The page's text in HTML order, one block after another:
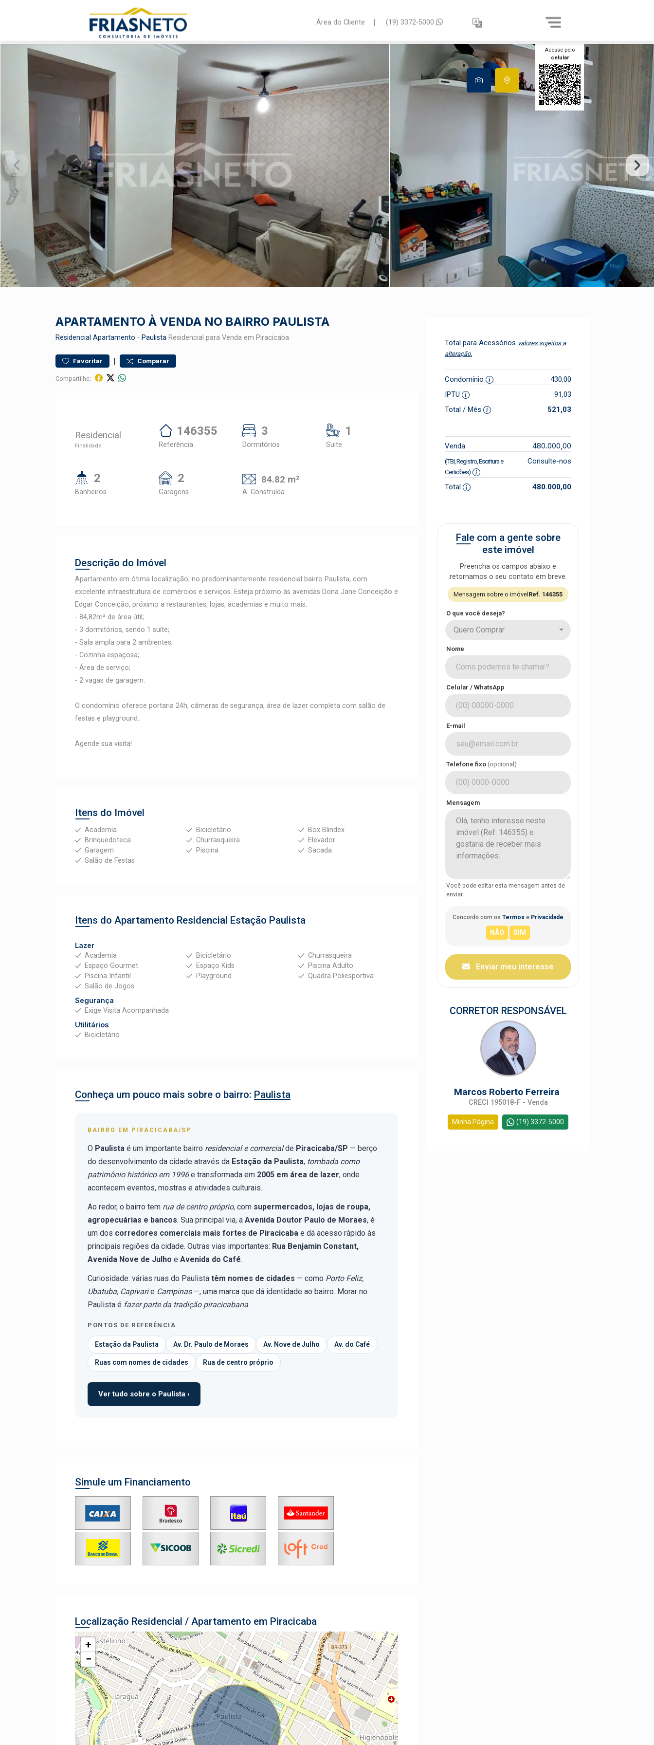
Área do Cliente | (19) 3372-5000
Acesse pelo
celular
APARTAMENTO À VENDA NO BAIRRO PAULISTA
Residencial Apartamento - Paulista Residencial para Venda em Piracicaba
Favoritar | Comparar
Compartilhe:
Residencial
Finalidade
146355
Referência
3
Dormitórios
1
Suite
2
Banheiros
2
Garagens
84.82 m²
A. Construída
Descrição do Imóvel
Apartamento em ótima localização, no predominantemente residencial bairro Paulista, com
excelente infraestrutura de comércios e serviços. Esteja próximo às avenidas Dona Jane Conceição e
Edgar Conceição, próximo a restaurantes, lojas, academias e muito mais.
- 84,82m² de área útil;
- 3 dormitórios, sendo 1 suíte;
- Sala ampla para 2 ambientes;
- Cozinha espaçosa;
- Área de serviço;
- 2 vagas de garagem.
O condomínio oferece portaria 24h, câmeras de segurança, área de lazer completa com salão de
festas e playground.
Agende sua visita!
Itens do Imóvel
Academia Bicicletário
Box Blindex
Brinquedoteca
Churrasqueira
Elevador
Garagem
Piscina
Sacada
Salão de Festas
Itens do Apartamento Residencial Estação Paulista
Lazer
Academia
Bicicletário
Churrasqueira
Espaço Gourmet
Espaço Kids
Piscina Adulto
Piscina Infantil
Playground
Quadra Poliesportiva
Salão de Jogos
Segurança
Exige Visita Acompanhada
Utilitários
Bicicletário
Conheça um pouco mais sobre o bairro: Paulista
BAIRRO EM PIRACICABA/SP
O Paulista é um importante bairro residencial e comercialde Piracicaba/SP — berço
do desenvolvimento da cidade através da Estação da Paulista, tombada como
patrimônio histórico em 1996e transformada em 2005 em área de lazer, onde
acontecem eventos, mostras e atividades culturais.
Ao redor, o bairro tem rua de centro próprio, com supermercados, lojas de roupa,
agropecuárias e bancos. Sua principal via, a Avenida Doutor Paulo de Moraes, é
um dos corredores comerciais mais fortes de Piracicaba e dá acesso rápido às
principais regiões da cidade. Outras vias importantes: Rua Benjamin Constant,
Avenida Nove de Julho e Avenida do Café.
Curiosidade: várias ruas do Paulista têm nomes de cidades — como Porto Feliz,
Ubatuba, Capivarie Campinas—, uma marca que dá identidade ao bairro. Morar no
Paulista é fazer parte da tradição piracicabana.
PONTOS DE REFERÊNCIA
Estação da Paulista Av. Dr. Paulo de Moraes Av. Nove de Julho Av. do Café
Ruas com nomes de cidades Rua de centro próprio
Ver tudo sobre o Paulista ›
Simule um Financiamento
Localização Residencial / Apartamento em Piracicaba
+
−
Total para Acessórios valores sujeitos a
alteração.
Condomínio
430,00
IPTU
91,03
Total / Mês
521,03
Venda 480.000,00
(ITBI, Registro, Escritura e
Certidões)
Consulte-nos
Total 480.000,00
Fale com a gente sobre
este imóvel
Preencha os campos abaixo e
retornamos o seu contato em breve.
Mensagem sobre o imóvel Ref. 146355
O que você deseja?
Quero Comprar
Nome
Celular / WhatsApp
E-mail
Telefone fixo (opcional)
Mensagem
Você pode editar esta mensagem antes de
enviar.
Concordo com os Termos e Privacidade
Enviar meu interesse
CORRETOR RESPONSÁVEL
Marcos Roberto Ferreira
CRECI 195018-F - Venda
Minha Página (19) 3372-5000